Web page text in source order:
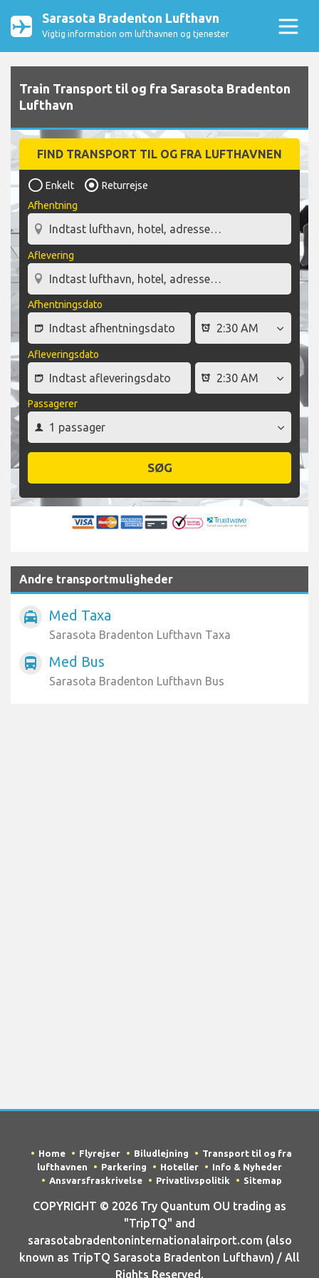
Sarasota Bradenton Lufthavn
Vigtig information om lufthavnen og tjenester
Train Transport til og fra Sarasota Bradenton
Lufthavn
FIND TRANSPORT TIL OG FRA LUFTHAVNEN
Enkelt
Returrejse
Afhentning
Aflevering
Afhentningsdato
Afleveringsdato
Passagerer
SØG
Andre transportmuligheder
local_taxi Med Taxa
Sarasota Bradenton Lufthavn Taxa
directions_bus Med Bus
Sarasota Bradenton Lufthavn Bus
Home Flyrejser Biludlejning
Transport til og fra
lufthavnen
Parkering Hoteller
Info & Nyheder
Ansvarsfraskrivelse
Privatlivspolitik Sitemap
COPYRIGHT © 2026 Try Quantum OU trading as
"TripTQ" and
sarasotabradentoninternationalairport.com (also
known as TripTQ Sarasota Bradenton Lufthavn) / All
Rights Reserved.